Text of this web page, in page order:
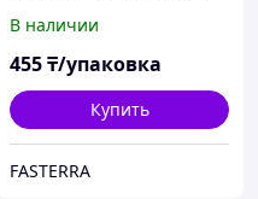
В наличии
455₸/упаковка
Купить
FASTERRA